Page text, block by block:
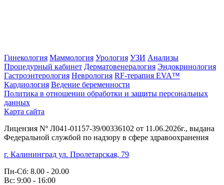
Гинекология Маммология Урология УЗИ Анализы
Процедурный кабинет Дерматовенералогия Эндокринология
Гастроэнтерология Неврология RF-терапия EVA™
Кардиология Ведение беременности
Политика в отношении обработки и защиты персональных
данных
Карта сайта
Лицензия Nº Л041-01157-39/00336102 от 11.06.2026г., выдана
Федеральной службой по надзору в сфере здравоохранения
г. Калининград ул. Пролетарская, 79
Пн-Сб: 8.00 - 20.00
Вс: 9:00 - 16:00